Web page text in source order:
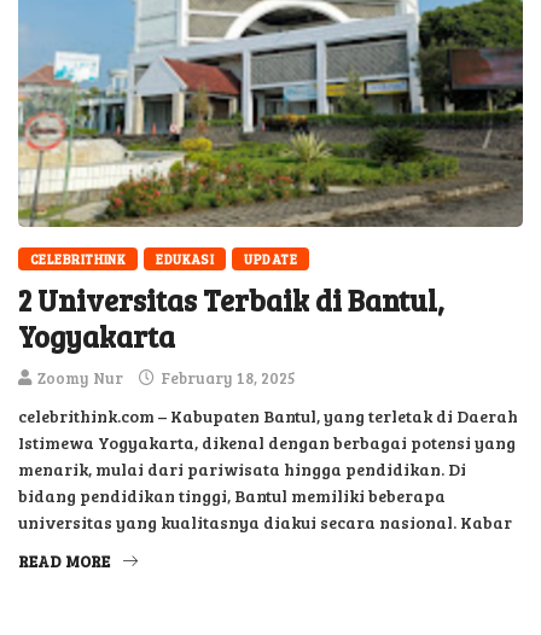
CELEBRITHINK EDUKASI UPDATE
2 Universitas Terbaik di Bantul,
Yogyakarta
Zoomy Nur February 18, 2025
celebrithink.com – Kabupaten Bantul, yang terletak di Daerah
Istimewa Yogyakarta, dikenal dengan berbagai potensi yang
menarik, mulai dari pariwisata hingga pendidikan. Di
bidang pendidikan tinggi, Bantul memiliki beberapa
universitas yang kualitasnya diakui secara nasional. Kabar
READ MORE